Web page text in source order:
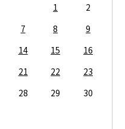
1
2
7 8
9
14 15
16
21 22
23
28 29
30